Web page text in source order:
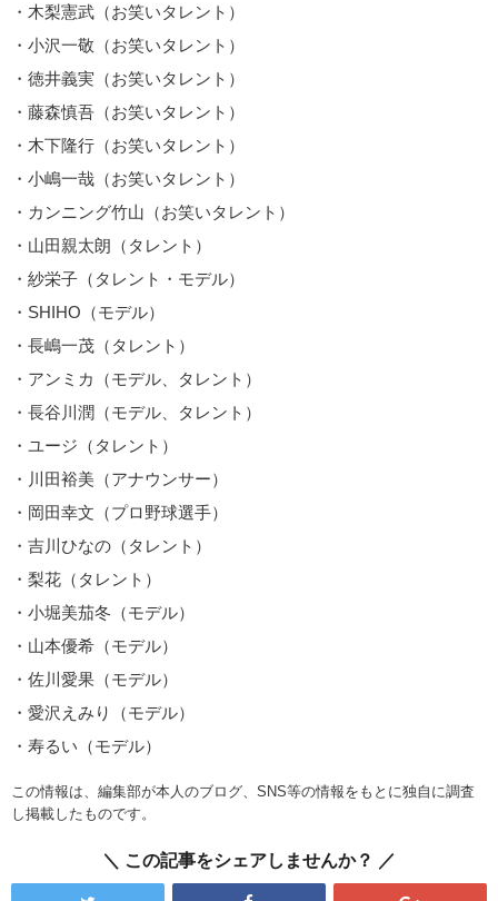
・木梨憲武（お笑いタレント）
・小沢一敬（お笑いタレント）
・徳井義実（お笑いタレント）
・藤森慎吾（お笑いタレント）
・木下隆行（お笑いタレント）
・小嶋一哉（お笑いタレント）
・カンニング竹山（お笑いタレント）
・山田親太朗（タレント）
・紗栄子（タレント・モデル）
・SHIHO（モデル）
・長嶋一茂（タレント）
・アンミカ（モデル、タレント）
・長谷川潤（モデル、タレント）
・ユージ（タレント）
・川田裕美（アナウンサー）
・岡田幸文（プロ野球選手）
・吉川ひなの（タレント）
・梨花（タレント）
・小堀美茄冬（モデル）
・山本優希（モデル）
・佐川愛果（モデル）
・愛沢えみり（モデル）
・寿るい（モデル）
この情報は、編集部が本人のブログ、SNS等の情報をもとに独自に調査
し掲載したものです。
この記事をシェアしませんか？